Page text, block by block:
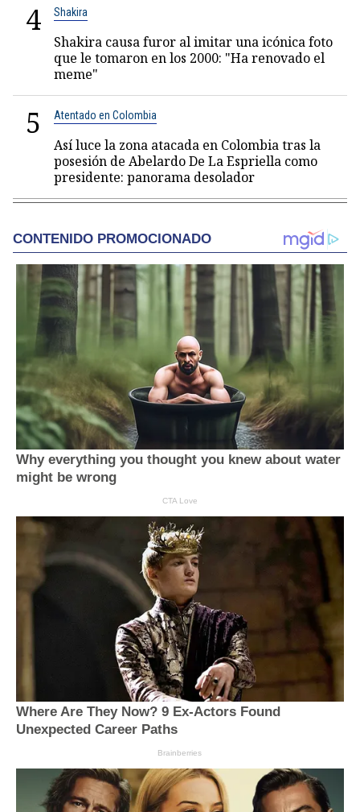
4 Shakira
Shakira causa furor al imitar una icónica foto
que le tomaron en los 2000: "Ha renovado el
meme"
5 Atentado en Colombia
Así luce la zona atacada en Colombia tras la
posesión de Abelardo De La Espriella como
presidente: panorama desolador